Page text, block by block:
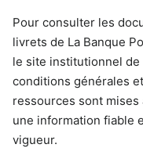
Pour consulter les
livrets de La Banque
le site institutionnel de
conditions générales
ressources sont
une information fiable
vigueur.